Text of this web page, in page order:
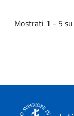
Mostrati 1 - 5